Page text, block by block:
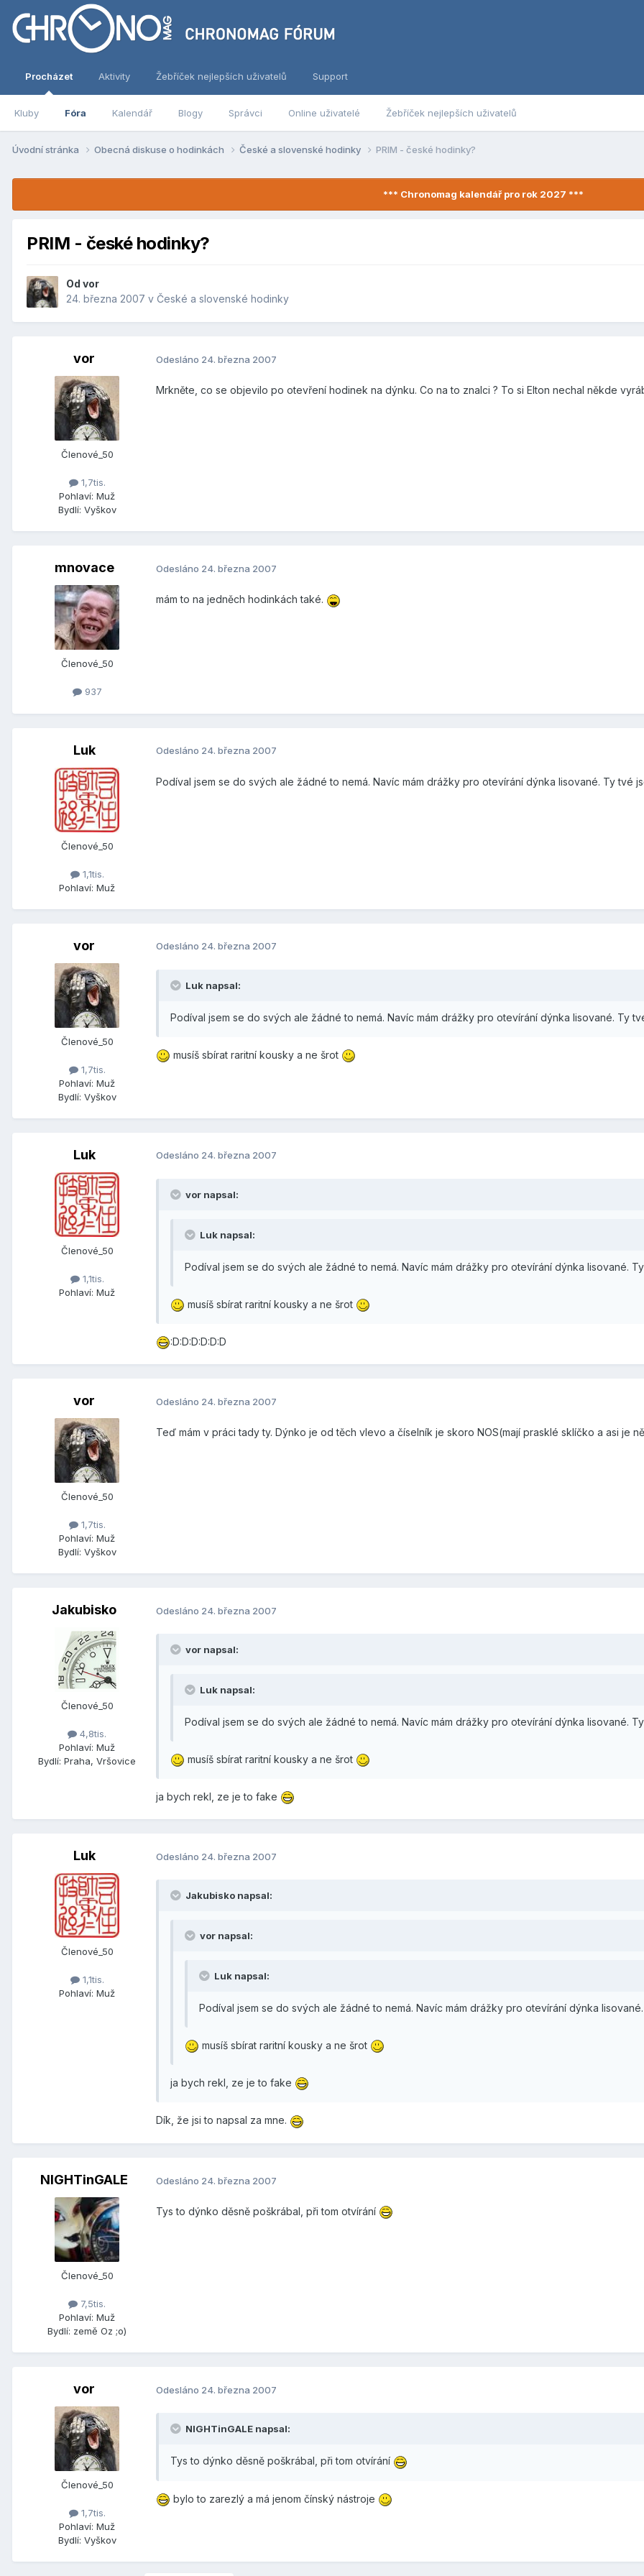
Procházet
Kluby Fóra Kalendář Blogy Správci Online uživatelé Žebříček nejlepších uživatelů
Aktivity Žebříček nejlepších uživatelů Support
Úvodní stránka Obecná diskuse o hodinkách České a slovenské hodinky PRIM - české hodinky?
*** Chronomag kalendář pro rok 2027 ***
PRIM - české hodinky?
Od vor
24. března 2007 v České a slovenské hodinky
vor
Členové_50
1,7tis.
Pohlaví: Muž
Bydlí: Vyškov
Odesláno 24. března 2007
Mrkněte, co se objevilo po otevření hodinek na dýnku. Co na to znalci ? To si Elton nechal někde
mnovace
Členové_50
937
Odesláno 24. března 2007
mám to na jedněch hodinkách také.
Luk
Členové_50
1,1tis.
Pohlaví: Muž
Odesláno 24. března 2007
Podíval jsem se do svých ale žádné to nemá. Navíc mám drážky pro otevírání dýnka lisované. Ty tvé
vor
Členové_50
1,7tis.
Pohlaví: Muž
Bydlí: Vyškov
Odesláno 24. března 2007
Luk napsal:
Podíval jsem se do svých ale žádné to nemá. Navíc mám drážky pro otevírání dýnka lisované. Ty
musíš sbírat raritní kousky a ne šrot
Luk
Členové_50
1,1tis.
Pohlaví: Muž
Odesláno 24. března 2007
vor napsal:
Luk napsal:
Podíval jsem se do svých ale žádné to nemá. Navíc mám drážky pro otevírání dýnka lisované.
musíš sbírat raritní kousky a ne šrot
:D:D:D:D:D:D
vor
Členové_50
1,7tis.
Pohlaví: Muž
Bydlí: Vyškov
Odesláno 24. března 2007
Teď mám v práci tady ty. Dýnko je od těch vlevo a číselník je skoro NOS(mají prasklé sklíčko a asi je
Jakubisko
Členové_50
4,8tis.
Pohlaví: Muž
Bydlí: Praha, Vršovice
Odesláno 24. března 2007
vor napsal:
Luk napsal:
Podíval jsem se do svých ale žádné to nemá. Navíc mám drážky pro otevírání dýnka lisované.
musíš sbírat raritní kousky a ne šrot
ja bych rekl, ze je to fake
Luk
Členové_50
1,1tis.
Pohlaví: Muž
Odesláno 24. března 2007
Jakubisko napsal:
vor napsal:
Luk napsal:
Podíval jsem se do svých ale žádné to nemá. Navíc mám drážky pro otevírání dýnka
musíš sbírat raritní kousky a ne šrot
ja bych rekl, ze je to fake
Dík, že jsi to napsal za mne.
NIGHTinGALE
Členové_50
7,5tis.
Pohlaví: Muž
Bydlí: země Oz ;o)
Odesláno 24. března 2007
Tys to dýnko děsně poškrábal, při tom otvírání
vor
Členové_50
1,7tis.
Pohlaví: Muž
Bydlí: Vyškov
Odesláno 24. března 2007
NIGHTinGALE napsal:
Tys to dýnko děsně poškrábal, při tom otvírání
bylo to zarezlý a má jenom čínský nástroje